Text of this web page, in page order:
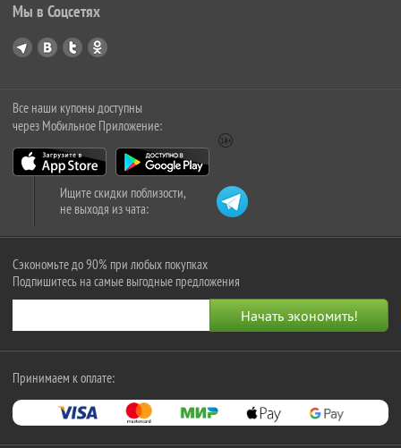
Мы в Соцсетях
Все наши купоны доступны
через Мобильное Приложение:
Ищите скидки поблизости,
не выходя из чата:
Сэкономьте до 90% при любых покупках
Подпишитесь на самые выгодные предложения
Принимаем к оплате: